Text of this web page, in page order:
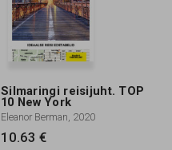
Silmaringi reisijuht. TOP
10 New York
Eleanor Berman, 2020
10.63 €